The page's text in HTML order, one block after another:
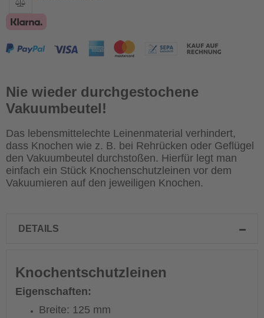
Nie wieder durchgestochene
Vakuumbeutel!
Das lebensmittelechte Leinenmaterial verhindert,
dass Knochen wie z. B. bei Rehrücken oder Geflügel
den Vakuumbeutel durchstoßen. Hierfür legt man
einfach ein Stück Knochenschutzleinen vor dem
Vakuumieren auf den jeweiligen Knochen.
DETAILS
Knochentschutzleinen
Eigenschaften:
Breite: 125 mm